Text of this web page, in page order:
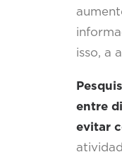
isso, a
entre
evitar